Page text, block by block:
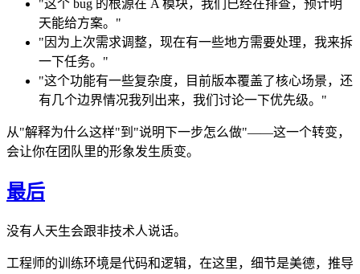
"这个 bug 的根源在 A 模块，我们已经在排查，预计明
天能给方案。"
"因为上次需求调整，现在有一些地方需要处理，我来拆
一下任务。"
"这个功能有一些复杂度，目前版本覆盖了核心场景，还
有几个边界情况我列出来，我们讨论一下优先级。"
从"解释为什么这样"到"说明下一步怎么做"——这一个转变，
会让你在团队里的形象发生质变。
最后
没有人天生会跟非技术人说话。
工程师的训练环境是代码和逻辑，在这里，细节是美德，推导